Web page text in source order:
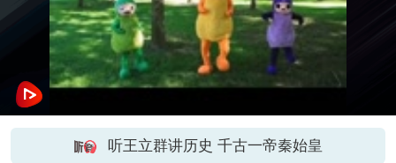
网络开小差了，请稍后再试
听王立群讲历史 千古一帝秦始皇